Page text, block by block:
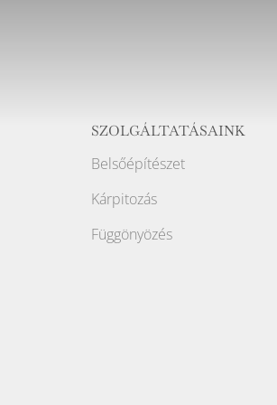
SZOLGÁLTATÁSAINK
Belsőépítészet
Kárpitozás
Függönyözés